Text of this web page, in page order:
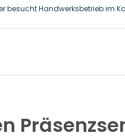
besucht Handwerksbetrieb im
zur erfolgreichen